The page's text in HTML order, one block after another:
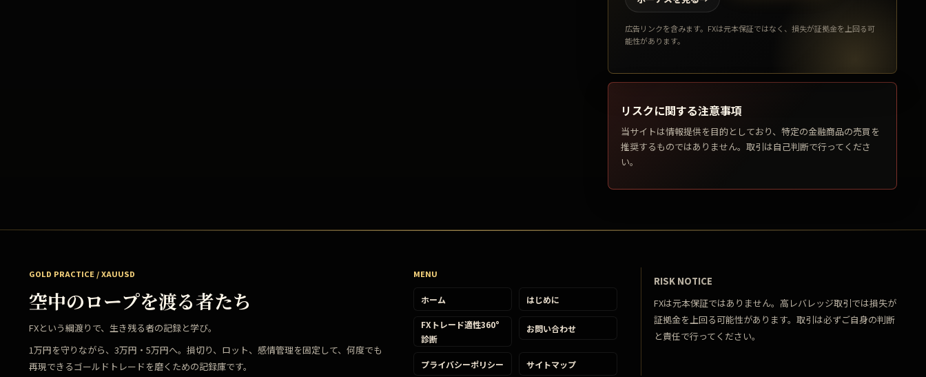
広告リンクを含みます。FXは元本保証ではなく、損失が証拠金を上回る可
能性があります。
リスクに関する注意事項
当サイトは情報提供を目的としており、特定の金融商品の売買を
推奨するものではありません。取引は自己判断で行ってくださ
い。
GOLD PRACTICE / XAUUSD
空中のロープを渡る者たち
FXという綱渡りで、生き残る者の記録と学び。
1万円を守りながら、3万円・5万円へ。損切り、ロット、感情管理を固定して、何度でも
再現できるゴールドトレードを磨くための記録庫です。
MENU
ホーム はじめに
FXトレード適性360°
診断
お問い合わせ
プライバシーポリシー サイトマップ
RISK NOTICE
FXは元本保証ではありません。高レバレッジ取引では損失が
証拠金を上回る可能性があります。取引は必ずご自身の判断
と責任で行ってください。